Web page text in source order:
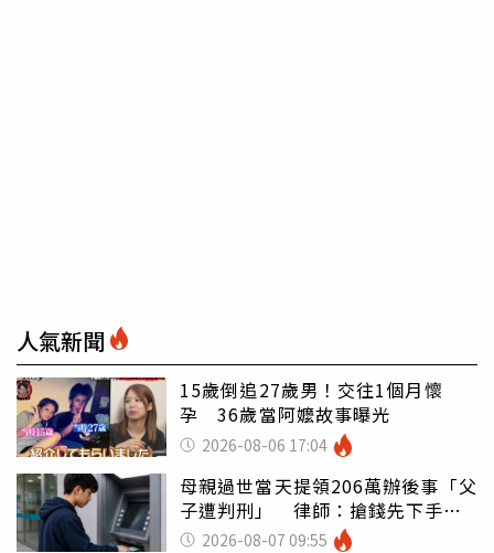
人氣新聞
15歲倒追27歲男！交往1個月懷
孕 36歲當阿嬤故事曝光
2026-08-06 17:04
母親過世當天提領206萬辦後事「父
子遭判刑」 律師：搶錢先下手是
罪 2026-08-07 09:55